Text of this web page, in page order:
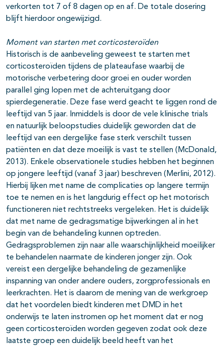
verkorten tot 7 of 8 dagen op en af. De totale dosering
blijft hierdoor ongewijzigd.
Moment van starten met corticosteroïden
Historisch is de aanbeveling geweest te starten met
corticosteroïden tijdens de plateaufase waarbij de
motorische verbetering door groei en ouder worden
parallel ging lopen met de achteruitgang door
spierdegeneratie. Deze fase werd geacht te liggen rond de
leeftijd van 5 jaar. Inmiddels is door de vele klinische trials
en natuurlijk beloopstudies duidelijk geworden dat de
leeftijd van een dergelijke fase sterk verschilt tussen
patiënten en dat deze moeilijk is vast te stellen (McDonald,
2013). Enkele observationele studies hebben het beginnen
op jongere leeftijd (vanaf 3 jaar) beschreven (Merlini, 2012).
Hierbij lijken met name de complicaties op langere termijn
toe te nemen en is het langdurig effect op het motorisch
functioneren niet rechtstreeks vergeleken. Het is duidelijk
dat met name de gedragsmatige bijwerkingen al in het
begin van de behandeling kunnen optreden.
Gedragsproblemen zijn naar alle waarschijnlijkheid moeilijker
te behandelen naarmate de kinderen jonger zijn. Ook
vereist een dergelijke behandeling de gezamenlijke
inspanning van onder andere ouders, zorgprofessionals en
leerkrachten. Het is daarom de mening van de werkgroep
dat het voordelen biedt kinderen met DMD in het
onderwijs te laten instromen op het moment dat er nog
geen corticosteroïden worden gegeven zodat ook deze
laatste groep een duidelijk beeld heeft van het